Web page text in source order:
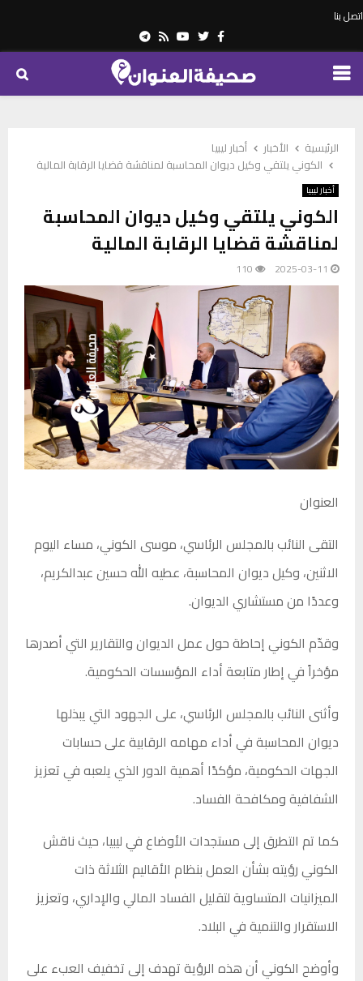
اتصل بنا
Facebook
Twitter
Youtube
Rss
Telegram
PRIMARY
الرئيسية الأخبار
أخبار ليبيا
الكوني يلتقي وكيل ديوان المحاسبة لمناقشة قضايا الرقابة المالية
أخبار ليبيا
الكوني يلتقي وكيل ديوان المحاسبة
لمناقشة قضايا الرقابة المالية
2025-03-11
110
العنوان
التقى النائب بالمجلس الرئاسي، موسى الكوني، مساء اليوم
الاثنين، وكيل ديوان المحاسبة، عطيه الله حسين عبدالكريم،
وعددًا من مستشاري الديوان.
وقدّم الكوني إحاطة حول عمل الديوان والتقارير التي أصدرها
مؤخراً في إطار متابعة أداء المؤسسات الحكومية.
وأثنى النائب بالمجلس الرئاسي، على الجهود التي يبذلها
ديوان المحاسبة في أداء مهامه الرقابية على حسابات
الجهات الحكومية، مؤكدًا أهمية الدور الذي يلعبه في تعزيز
الشفافية ومكافحة الفساد.
كما تم التطرق إلى مستجدات الأوضاع في ليبيا، حيث ناقش
الكوني رؤيته بشأن العمل بنظام الأقاليم الثلاثة ذات
الميزانيات المتساوية لتقليل الفساد المالي والإداري، وتعزيز
الاستقرار والتنمية في البلاد.
وأوضح الكوني أن هذه الرؤية تهدف إلى تخفيف العبء على